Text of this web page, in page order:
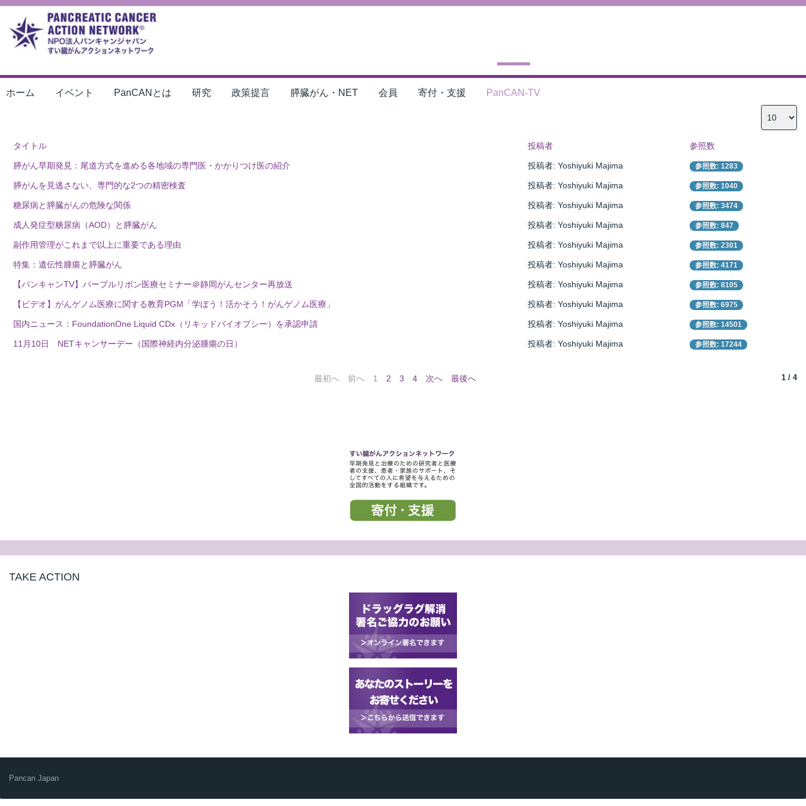
ホーム イベント PanCANとは 研究 政策提言 膵臓がん・NET 会員 寄付・支援 PanCAN-TV
タイトル 投稿者 参照数
膵がん早期発見：尾道方式を進める各地域の専門医・かかりつけ医の紹介 投稿者: Yoshiyuki Majima 参照数: 1283
膵がんを見逃さない、専門的な2つの精密検査 投稿者: Yoshiyuki Majima 参照数: 1040
糖尿病と膵臓がんの危険な関係 投稿者: Yoshiyuki Majima 参照数: 3474
成人発症型糖尿病（AOD）と膵臓がん 投稿者: Yoshiyuki Majima 参照数: 847
副作用管理がこれまで以上に重要である理由 投稿者: Yoshiyuki Majima 参照数: 2301
特集：遺伝性腫瘍と膵臓がん 投稿者: Yoshiyuki Majima 参照数: 4171
【パンキャンTV】パープルリボン医療セミナー＠静岡がんセンター再放送 投稿者: Yoshiyuki Majima 参照数: 8105
【ビデオ】がんゲノム医療に関する教育PGM「学ぼう！活かそう！がんゲノム医療」 投稿者: Yoshiyuki Majima 参照数: 6975
国内ニュース：FoundationOne Liquid CDx（リキッドバイオプシー）を承認申請 投稿者: Yoshiyuki Majima 参照数: 14501
11月10日 NETキャンサーデー（国際神経内分泌腫瘍の日） 投稿者: Yoshiyuki Majima 参照数: 17244
1 / 4
最初へ 前へ 1 2 3 4 次へ 最後へ
TAKE ACTION
Pancan Japan